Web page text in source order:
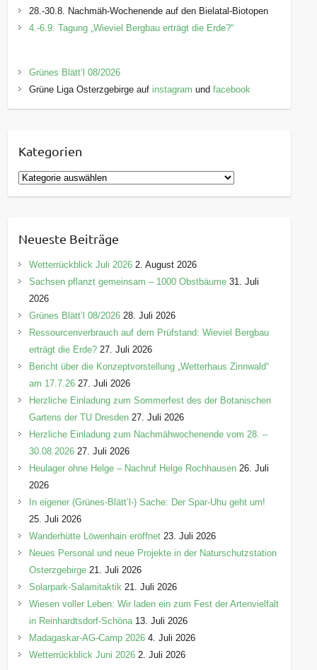
28.-30.8. Nachmäh-Wochenende auf den Bielatal-Biotopen
4.-6.9. Tagung „Wieviel Bergbau erträgt die Erde?“
Grünes Blätt’l 08/2026
Grüne Liga Osterzgebirge auf instagram undfacebook
Kategorien
K
a
g
o
r
e
n
Neueste Beiträge
Wetterrückblick Juli 2026 2. August 2026
Sachsen pflanzt gemeinsam – 1000 Obstbäume 31. Juli
2026
Grünes Blätt’l 08/2026 28. Juli 2026
Ressourcenverbrauch auf dem Prüfstand: Wieviel Bergbau
erträgt die Erde? 27. Juli 2026
Bericht über die Konzeptvorstellung „Wetterhaus Zinnwald“
am 17.7.26 27. Juli 2026
Herzliche Einladung zum Sommerfest des der Botanischen
Gartens der TU Dresden 27. Juli 2026
Herzliche Einladung zum Nachmähwochenende vom 28. –
30.08.2026 27. Juli 2026
Heulager ohne Helge – Nachruf Helge Rochhausen 26. Juli
2026
In eigener (Grünes-Blätt’l-) Sache: Der Spar-Uhu geht um!
25. Juli 2026
Wanderhütte Löwenhain eröffnet 23. Juli 2026
Neues Personal und neue Projekte in der Naturschutzstation
Osterzgebirge 21. Juli 2026
Solarpark-Salamitaktik 21. Juli 2026
Wiesen voller Leben: Wir laden ein zum Fest der Artenvielfalt
in Reinhardtsdorf-Schöna 13. Juli 2026
Madagaskar-AG-Camp 2026 4. Juli 2026
Wetterrückblick Juni 2026 2. Juli 2026